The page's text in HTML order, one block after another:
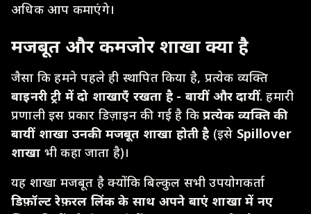
अधिक आप कमाएंगे।
मजबूत और कमजोर शाखा क्या है
जैसा कि हमने पहले ही स्थापित किया है, प्रत्येक व्यक्ति
बाइनरी ट्री में दो शाखाएँ रखता है - बायीं और दायीं. हमारी
प्रणाली इस प्रकार डिज़ाइन की गई है किप्रत्येक व्यक्ति की
बायीं शाखा उनकी मजबूत शाखा होती है (इसे Spillover
शाखा भी कहा जाता है)।
यह शाखा मजबूत है क्योंकि बिल्कुल सभी उपयोगकर्ता
डिफ़ॉल्ट रेफ़रल लिंक के साथ अपने बाएं शाखा में नए